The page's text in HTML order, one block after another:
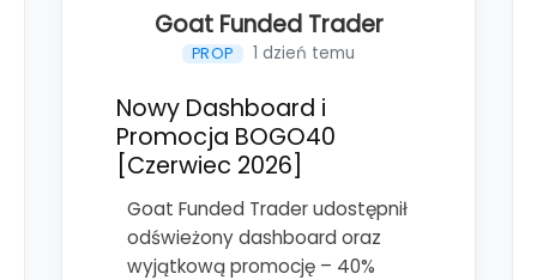
Goat Funded Trader
PROP 1 dzień temu
Nowy Dashboard i
Promocja BOGO40
[Czerwiec 2026]
Goat Funded Trader udostępnił
odświeżony dashboard oraz
wyjątkową promocję – 40%